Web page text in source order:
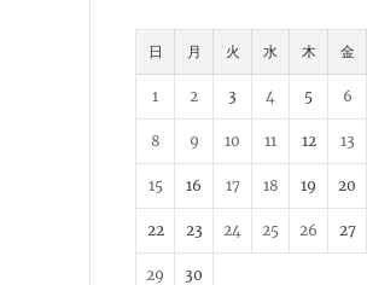
日 月 火 水 木 金
1 2 3 4 5 6
8 9 10 11 12 13
15 16 17 18 19 20
22 23 24 25 26 27
29
30